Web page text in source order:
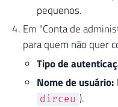
pequenos.
Em "Conta de
para quem não quer
Tipo de
Nome de usuário:
dirceu ).